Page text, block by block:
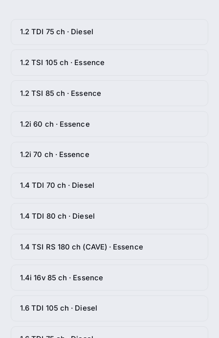
1.2 TDI 75 ch · Diesel
1.2 TSI 105 ch · Essence
1.2 TSI 85 ch · Essence
1.2i 60 ch · Essence
1.2i 70 ch · Essence
1.4 TDI 70 ch · Diesel
1.4 TDI 80 ch · Diesel
1.4 TSI RS 180 ch (CAVE) · Essence
1.4i 16v 85 ch · Essence
1.6 TDI 105 ch · Diesel